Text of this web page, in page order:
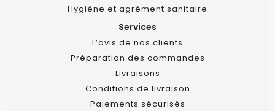
Hygiène et agrément sanitaire
Services
L’avis de nos clients
Préparation des commandes
Livraisons
Conditions de livraison
Paiements sécurisés